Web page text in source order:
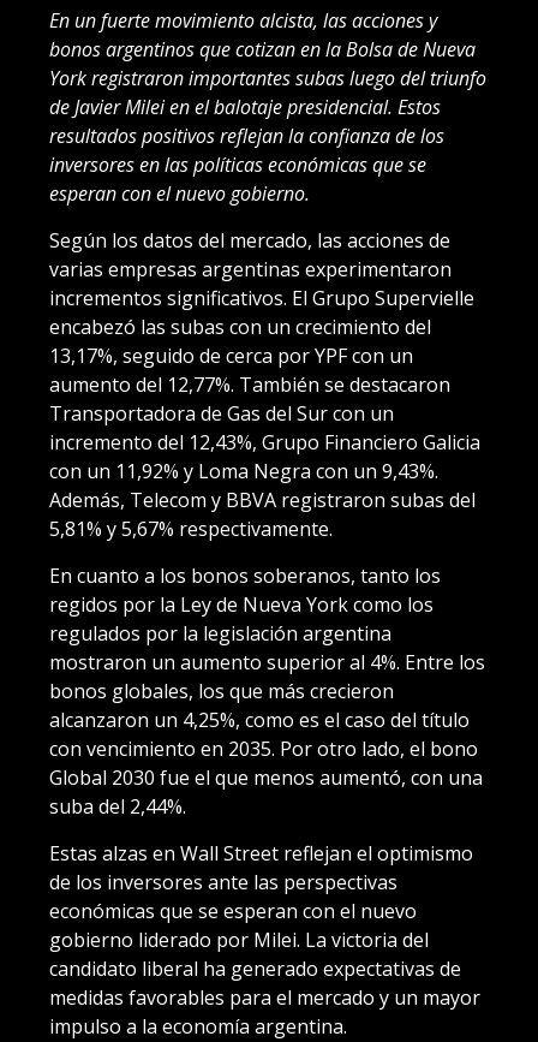
En un fuerte movimiento alcista, las acciones y
bonos argentinos que cotizan en la Bolsa de Nueva
York registraron importantes subas luego del triunfo
de Javier Milei en el balotaje presidencial. Estos
resultados positivos reflejan la confianza de los
inversores en las políticas económicas que se
esperan con el nuevo gobierno.
Según los datos del mercado, las acciones de
varias empresas argentinas experimentaron
incrementos significativos. El Grupo Supervielle
encabezó las subas con un crecimiento del
13,17%, seguido de cerca por YPF con un
aumento del 12,77%. También se destacaron
Transportadora de Gas del Sur con un
incremento del 12,43%, Grupo Financiero Galicia
con un 11,92% y Loma Negra con un 9,43%.
Además, Telecom y BBVA registraron subas del
5,81% y 5,67% respectivamente.
En cuanto a los bonos soberanos, tanto los
regidos por la Ley de Nueva York como los
regulados por la legislación argentina
mostraron un aumento superior al 4%. Entre los
bonos globales, los que más crecieron
alcanzaron un 4,25%, como es el caso del título
con vencimiento en 2035. Por otro lado, el bono
Global 2030 fue el que menos aumentó, con una
suba del 2,44%.
Estas alzas en Wall Street reflejan el optimismo
de los inversores ante las perspectivas
económicas que se esperan con el nuevo
gobierno liderado por Milei. La victoria del
candidato liberal ha generado expectativas de
medidas favorables para el mercado y un mayor
impulso a la economía argentina.